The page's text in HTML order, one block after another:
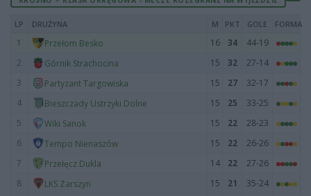
LP DRUŻYNA M PKT GOLE FORMA
1 Przełom Besko 16 34
44-19
2
Górnik Strachocina 15 32
27-14
3
Partyzant Targowiska 15 27
32-17
4
Bieszczady Ustrzyki Dolne 15 25
33-25
5
Wiki Sanok 15 22
28-23
6
Tempo Nienaszów 15 22
26-26
7
Przełęcz Dukla 14 22
27-26
8
LKS Zarszyn 15 21
35-24